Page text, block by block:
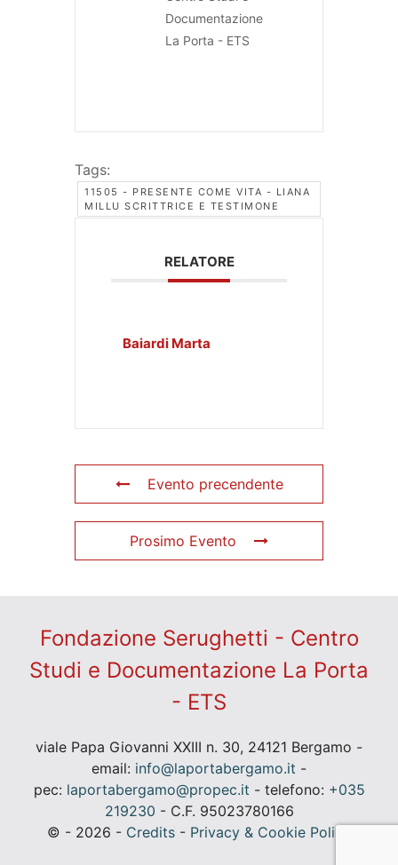
Documentazione
La Porta - ETS
Tags:
11505 - PRESENTE COME VITA - LIANA
MILLU SCRITTRICE E TESTIMONE
RELATORE
Baiardi Marta
Evento precendente
Prosimo Evento
Fondazione Serughetti - Centro
Studi e Documentazione La Porta
- ETS
viale Papa Giovanni XXIII n. 30, 24121 Bergamo -
email: info@laportabergamo.it -
pec: laportabergamo@propec.it - telefono: +035
219230 - C.F. 95023780166
© - 2026 - Credits - Privacy & Cookie Policy